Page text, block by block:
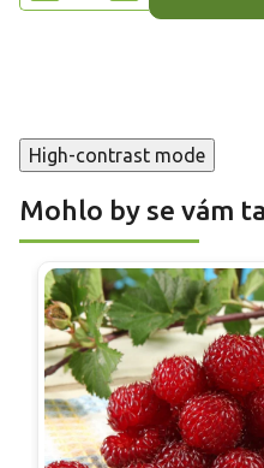
High-contrast mode
Mohlo by se vám